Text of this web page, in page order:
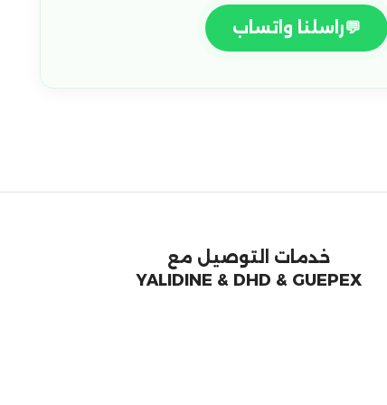
💬راسلنا واتساب
خدمات التوصيل مع
YALIDINE & DHD & GUEPEX